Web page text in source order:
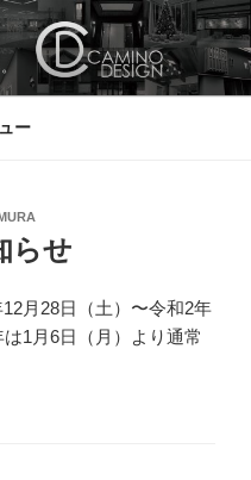
ー
らせ
月28日（土）〜令和2年
1月6日（月）より通常